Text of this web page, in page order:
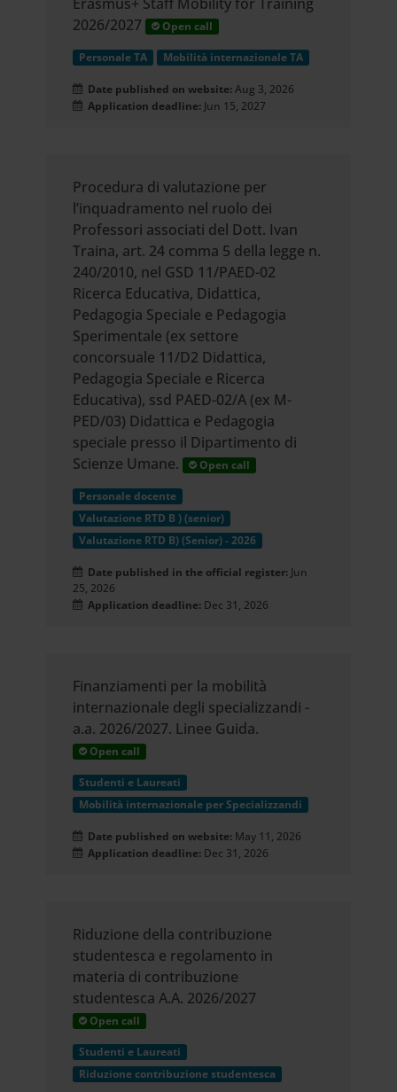
2026/2027
Open call
Personale TA Mobilità internazionale TA
Date published on website:Aug 3, 2026
Application deadline: Jun 15, 2027
Procedura di valutazione per
l’inquadramento nel ruolo dei
Professori associati del Dott. Ivan
Traina, art. 24 comma 5 della legge n.
240/2010, nel GSD 11/PAED-02
Ricerca Educativa, Didattica,
Pedagogia Speciale e Pedagogia
Sperimentale (ex settore
concorsuale 11/D2 Didattica,
Pedagogia Speciale e Ricerca
Educativa), ssd PAED-02/A (ex M-
PED/03) Didattica e Pedagogia
speciale presso il Dipartimento di
Scienze Umane.
Open call
Personale docente
Valutazione RTD B ) (senior)
Valutazione RTD B) (Senior) - 2026
Date published in the official register: Jun
25, 2026
Application deadline: Dec 31, 2026
Finanziamenti per la mobilità
internazionale degli specializzandi -
a.a. 2026/2027. Linee Guida.
Open call
Studenti e Laureati
Mobilità internazionale per Specializzandi
Date published on website: May 11, 2026
Application deadline: Dec 31, 2026
Riduzione della contribuzione
studentesca e regolamento in
materia di contribuzione
studentesca A.A. 2026/2027
Open call
Studenti e Laureati
Riduzione contribuzione studentesca